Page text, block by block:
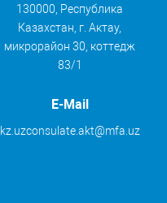
130000, Республика
Казахстан, г. Актау,
микрорайон 30, коттедж
83/1
E-Mail
kz.uzconsulate.akt@mfa.uz